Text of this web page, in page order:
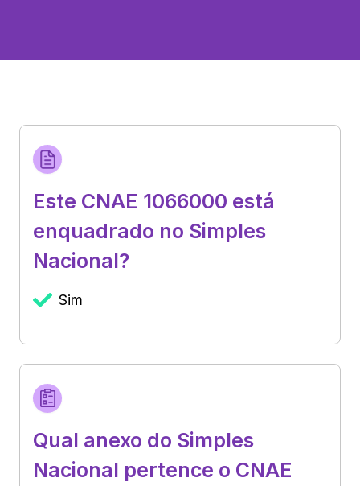
Este CNAE 1066000 está
enquadrado no Simples
Nacional?
Sim
Qual anexo do Simples
Nacional pertence o CNAE